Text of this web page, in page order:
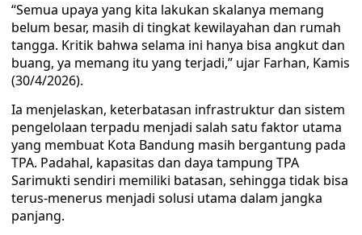
“Semua upaya yang kita lakukan skalanya memang
belum besar, masih di tingkat kewilayahan dan rumah
tangga. Kritik bahwa selama ini hanya bisa angkut dan
buang, ya memang itu yang terjadi,” ujar Farhan, Kamis
(30/4/2026).
Ia menjelaskan, keterbatasan infrastruktur dan sistem
pengelolaan terpadu menjadi salah satu faktor utama
yang membuat Kota Bandung masih bergantung pada
TPA. Padahal, kapasitas dan daya tampung TPA
Sarimukti sendiri memiliki batasan, sehingga tidak bisa
terus-menerus menjadi solusi utama dalam jangka
panjang.